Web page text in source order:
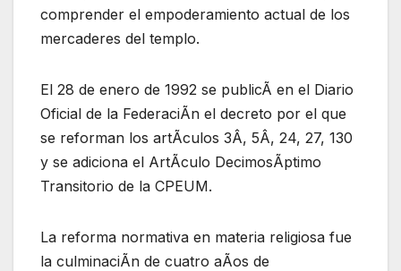
comprender el empoderamiento actual de los
mercaderes del templo.
El 28 de enero de 1992 se publicÃ en el Diario
Oficial de la FederaciÃn el decreto por el que
se reforman los artÃculos 3Â, 5Â, 24, 27, 130
y se adiciona el ArtÃculo DecimosÃptimo
Transitorio de la CPEUM.
La reforma normativa en materia religiosa fue
la culminaciÃn de cuatro aÃos de